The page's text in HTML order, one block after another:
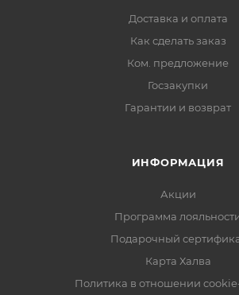
Доставка и оплата
Как сделать заказ
Ком. предложение
Госзакупки
Гарантии и возврат
ИНФОРМАЦИЯ
Акции
Программа
Подарочный
Карта Халва
Политика в отношении